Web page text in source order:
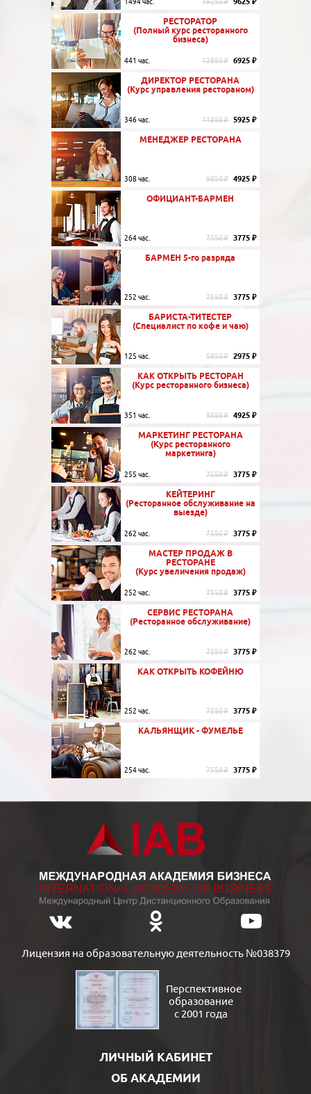
1494 час. 19250 ₽ 9625 ₽
РЕСТОРАТОР
(Полный курс ресторанного
бизнеса)
441 час. 13850 ₽ 6925 ₽
ДИРЕКТОР РЕСТОРАНА
(Курс управления рестораном)
346 час. 11850 ₽ 5925 ₽
МЕНЕДЖЕР РЕСТОРАНА
308 час. 9850 ₽ 4925 ₽
ОФИЦИАНТ-БАРМЕН
264 час. 7550 ₽ 3775 ₽
БАРМЕН 5-го разряда
252 час. 7550 ₽ 3775 ₽
БАРИСТА-ТИТЕСТЕР
(Специалист по кофе и чаю)
125 час. 5950 ₽ 2975 ₽
КАК ОТКРЫТЬ РЕСТОРАН
(Курс ресторанного бизнеса)
351 час. 9850 ₽ 4925 ₽
МАРКЕТИНГ РЕСТОРАНА
(Курс ресторанного
маркетинга)
255 час. 7550 ₽ 3775 ₽
КЕЙТЕРИНГ
(Ресторанное обслуживание на
выезде)
262 час. 7550 ₽ 3775 ₽
МАСТЕР ПРОДАЖ В
РЕСТОРАНЕ
(Курс увеличения продаж)
252 час. 7550 ₽ 3775 ₽
СЕРВИС РЕСТОРАНА
(Ресторанное обслуживание)
262 час. 7550 ₽ 3775 ₽
КАК ОТКРЫТЬ КОФЕЙНЮ
252 час. 7550 ₽ 3775 ₽
КАЛЬЯНЩИК - ФУМЕЛЬЕ
254 час. 7550 ₽ 3775 ₽
Лицензия на образовательную деятельность №038379
Перспективное
образование
с 2001 года
ЛИЧНЫЙ КАБИНЕТ
ОБ АКАДЕМИИ